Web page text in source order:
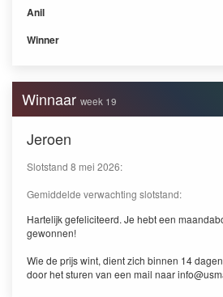
Anil
Winner
Winnaar week 19
Jeroen
Slotstand 8 mei 2026:
Gemiddelde verwachting slotstand:
Hartelijk gefeliciteerd. Je hebt een
gewonnen!
Wie de prijs wint, dient zich binnen 14
door het sturen van een mail naar